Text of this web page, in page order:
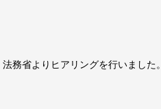
務省よりヒアリングを行いました。